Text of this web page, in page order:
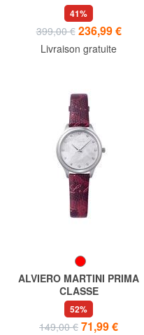
automatique
41%
399,00 € 236,99 €
Livraison gratuite
ALVIERO MARTINI PRIMA
CLASSE
ISCHIA Montre uniquement
l'heure
52%
149,00 € 71,99 €